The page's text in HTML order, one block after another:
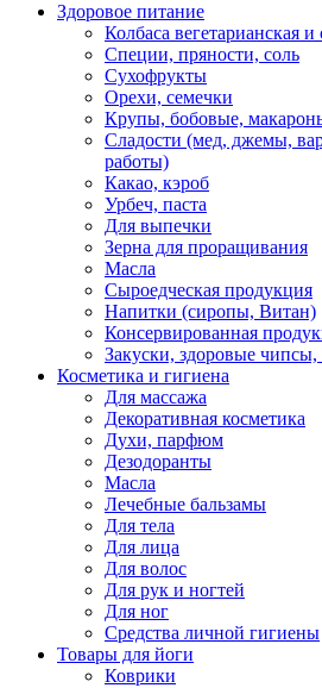
Здоровое питание
Колбаса вегетарианская
Специи, пряности, соль
Сухофрукты
Орехи, семечки
Крупы, бобовые,
Сладости (мед, джемы,
работы)
Какао, кэроб
Урбеч, паста
Для выпечки
Зерна для проращивания
Масла
Сыроедческая продукция
Напитки (сиропы, Витан)
Консервированная
Закуски, здоровые чипсы,
Косметика и гигиена
Для массажа
Декоративная косметика
Духи, парфюм
Дезодоранты
Масла
Лечебные бальзамы
Для тела
Для лица
Для волос
Для рук и ногтей
Для ног
Средства личной гигиены
Товары для йоги
Коврики